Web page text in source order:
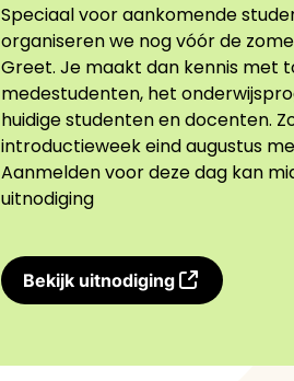
Speciaal voor aankomende
organiseren we nog vóór de
Greet. Je maakt dan kennis met
medestudenten, het
huidige studenten en docenten.
introductieweek eind augustus
Aanmelden voor deze dag kan
uitnodiging
Bekijk uitnodiging